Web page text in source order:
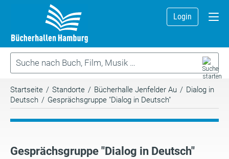
Login
Startseite / Standorte / Bücherhalle Jenfelder Au / Dialog in
Deutsch / Gesprächsgruppe "Dialog in Deutsch"
Gesprächsgruppe "Dialog in Deutsch"